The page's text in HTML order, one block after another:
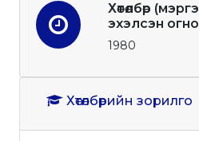
Хөтөлбөр
эхэлсэн
1980
Хөтөлбөрийн зорилго